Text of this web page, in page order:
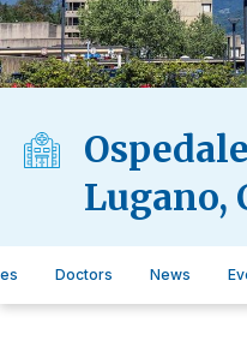
Lugano,
Doctors News